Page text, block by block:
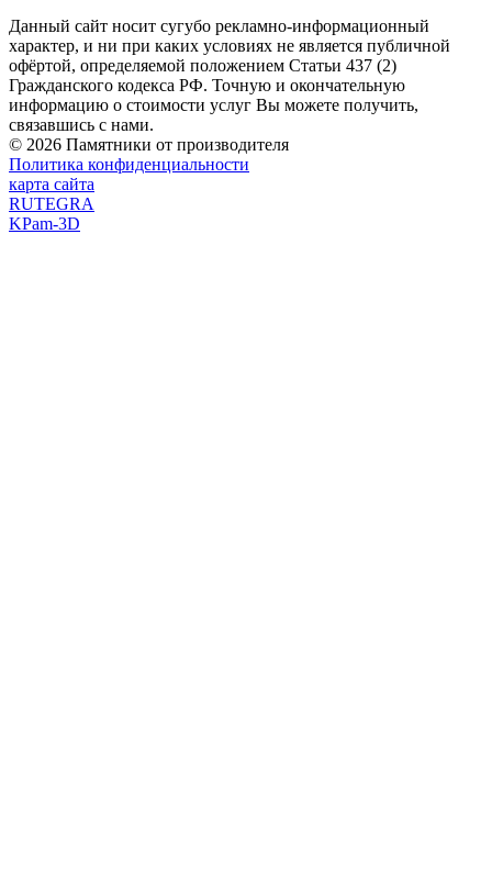
Данный сайт носит сугубо рекламно-информационный
характер, и ни при каких условиях не является публичной
офёртой, определяемой положением Статьи 437 (2)
Гражданского кодекса РФ. Точную и окончательную
информацию о стоимости услуг Вы можете получить,
связавшись с нами.
© 2026 Памятники от производителя
Политика конфиденциальности
карта сайта
RUTEGRA
KPam-3D